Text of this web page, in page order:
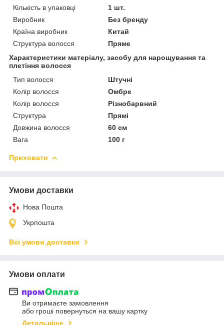
Кількість в упаковці
1 шт.
Виробник
Без бренду
Країна виробник
Китай
Структура волосся
Пряме
Характеристики матеріалу, засобу для нарощування та
плетіння волосся
Тип волосся
Штучні
Колір волосся
Омбре
Колір волосся
Різнобарвний
Структура
Прямі
Довжина волосся
60 см
Вага
100 г
Приховати
Умови доставки
Нова Пошта
Укрпошта
Всі умови доставки
Умови оплати
Ви отримаєте замовлення
або гроші повернуться на вашу картку
Детальніше